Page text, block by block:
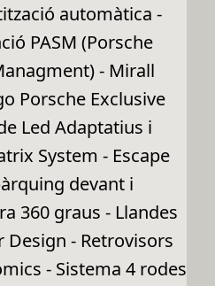
automàtica -
PASM (Porsche
- Mirall
Porsche Exclusive
Led Adaptatius i
System - Escape
devant i
360 graus - Llandes
Design - Retrovisors
- Sistema 4 rodes